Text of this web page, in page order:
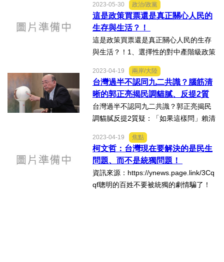
得最清楚完整，讓想瞭解這個案子的人
不會再霧裡看花。很不錯！黃國昌值得
喝彩。資訊來源：https://y...
2023-05-30 政治/政黨
這是政策買票還是真正關心人民的
生存與生活？！
這是政策買票還是真正關心人民的生存
與生活？！1、選擇性的對中產階級政策
義？2、只有今年要選舉才有補助、往後
每年都會有同樣的補助嗎？3、勞工、軍
公教、警消的退休年金...
2023-04-19 兩岸/大陸
台灣過半不認同九二共識？腦筋清
晰的郭正亮揭民調貓膩、反提2質
疑：「如果這樣問」賴清德可能沒
法回答！
台灣過半不認同九二共識？郭正亮揭民
調貓膩反提2質疑：「如果這樣問」賴清
w.news.yahoo.com/%E5%8F%B0%E
7%81%A3%E9%81%8E%E5%8D%8
A%E4%B8%8D%E8%AA%8D%E5%9
0%8C%E4%...
2023-04-19 焦點
柯文哲：台灣現在要解決的是民生
問題、而不是統獨問題！
資訊來源：https://ynews.page.link/3Cq
qf聰明的百姓不要被統獨的劇情騙了！